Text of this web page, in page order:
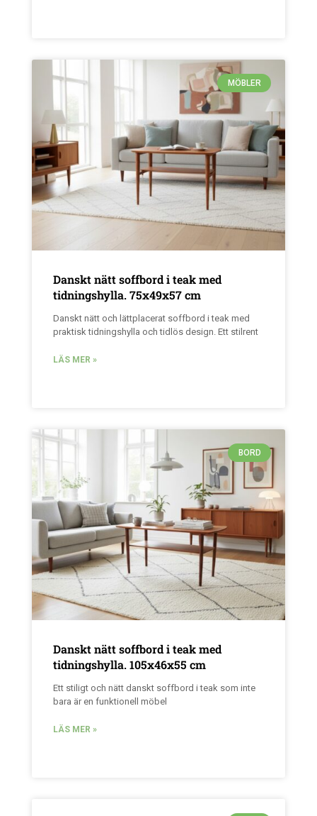
MÖBLER
Danskt nätt soffbord i teak med
tidningshylla. 75x49x57 cm
Danskt nätt och lättplacerat soffbord i teak med
praktisk tidningshylla och tidlös design. Ett stilrent
LÄS MER »
BORD
Danskt nätt soffbord i teak med
tidningshylla. 105x46x55 cm
Ett stiligt och nätt danskt soffbord i teak som inte
bara är en funktionell möbel
LÄS MER »